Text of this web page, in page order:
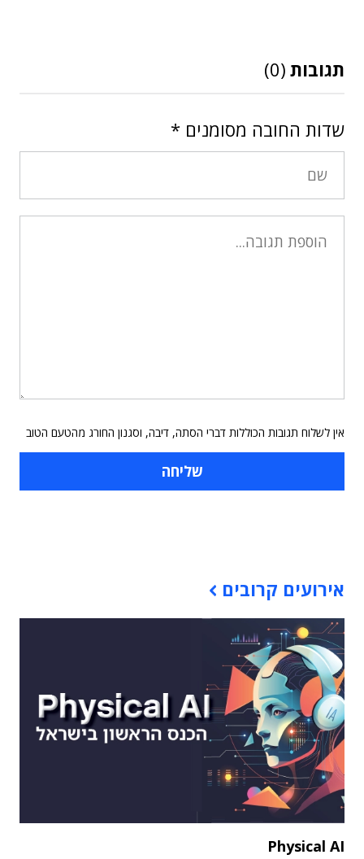
תגובות (0)
שדות החובה מסומנים *
אין לשלוח תגובות הכוללות דברי הסתה, דיבה, וסגנון החורג מהטעם הטוב
אירועים קרובים
Physical AI